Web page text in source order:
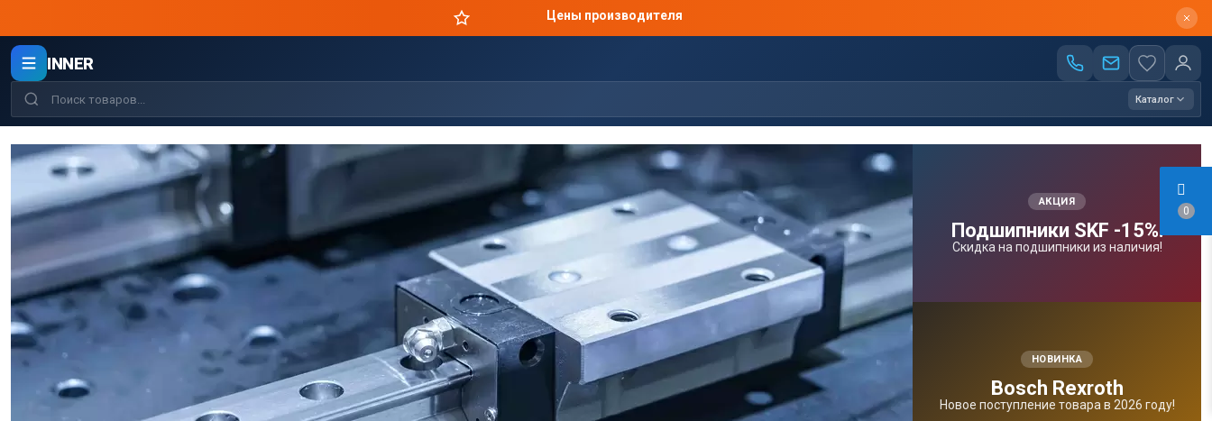
0
Цены производителя
INNER
Каталог
АКЦИЯ
Подшипники SKF -15%!
Скидка на подшипники из наличия!
НОВИНКА
Bosсh Rexroth
Новое поступление товара в 2026 году!